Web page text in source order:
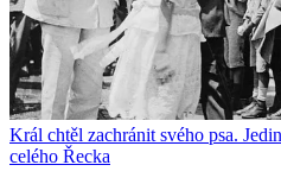
Král chtěl zachránit svého psa.
celého Řecka